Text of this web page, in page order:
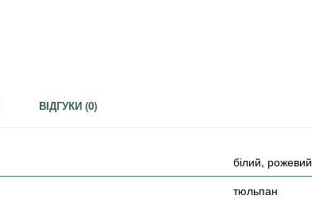
ВІДГУКИ (0)
білий, рожевий
тюльпан